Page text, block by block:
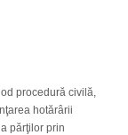
procedură civilă,
hotărârii
părţilor prin